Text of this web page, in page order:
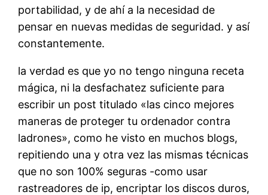
portabilidad, y de ahí a la necesidad de
pensar en nuevas medidas de seguridad. y así
constantemente.
la verdad es que yo no tengo ninguna receta
mágica, ni la desfachatez suficiente para
escribir un post titulado «las cinco mejores
maneras de proteger tu ordenador contra
ladrones», como he visto en muchos blogs,
repitiendo una y otra vez las mismas técnicas
que no son 100% seguras -como usar
rastreadores de ip, encriptar los discos duros,